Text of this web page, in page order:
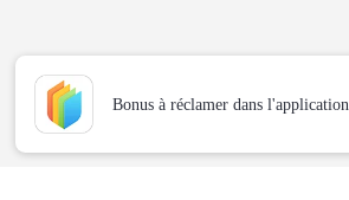
Bonus à réclamer dans l'application